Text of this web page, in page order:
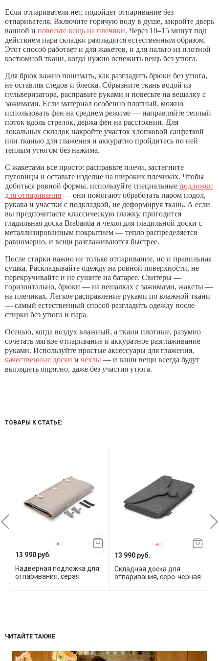
Если отпаривателя нет, подойдет отпаривание без
отпаривателя. Включите горячую воду в душе, закройте дверь
ванной и повесьте вещь на плечики. Через 10–15 минут под
действием пара складки разгладятся естественным образом.
Этот способ работает и для жакетов, и для пальто из плотной
костюмной ткани, когда нужно освежить вещь без утюга.
Для брюк важно понимать, как разгладить брюки без утюга,
не оставляя следов и блеска. Сбрызните ткань водой из
пульверизатора, расправьте руками и повесьте на вешалку с
зажимами. Если материал особенно плотный, можно
использовать фен на среднем режиме — направляйте теплый
поток вдоль стрелок, держа фен на расстоянии. Для
локальных складок накройте участок хлопковой салфеткой
или тканью для глажения и аккуратно пройдитесь по ней
теплым утюгом без нажима.
С жакетами все просто: расправьте плечи, застегните
пуговицы и оставьте изделие на широких плечиках. Чтобы
добиться ровной формы, используйте специальные подложки
для отпаривания — они помогают обработать паром подол,
рукава и участки с подкладкой, не деформируя ткань. А если
вы предпочитаете классическую глажку, пригодится
гладильная доска Brabantia и чехол для гладильной доски с
металлизированным покрытием — тепло распределяется
равномерно, и вещи разглаживаются быстрее.
После стирки важно не только отпаривание, но и правильная
сушка. Раскладывайте одежду на ровной поверхности, не
перекручивайте и не сушите на батарее. Свитеры —
горизонтально, брюки — на вешалках с зажимами, жакеты —
на плечиках. Легкое расправление руками по влажной ткани
— самый естественный способ разгладить одежду после
стирки без утюга и пара.
Осенью, когда воздух влажный, а ткани плотные, разумно
сочетать мягкое отпаривание и аккуратное разглаживание
руками. Используйте простые аксессуары для глажения,
качественные доски и чехлы — и ваши вещи всегда будут
выглядеть опрятно, даже без участия утюга.
ТОВАРЫ К СТАТЬЕ:
13 990 руб.
Надверная подложка для
отпаривания, серая
13 990 руб.
Складная доска для
отпаривания, серо-черная
ЧИТАЙТЕ ТАКЖЕ